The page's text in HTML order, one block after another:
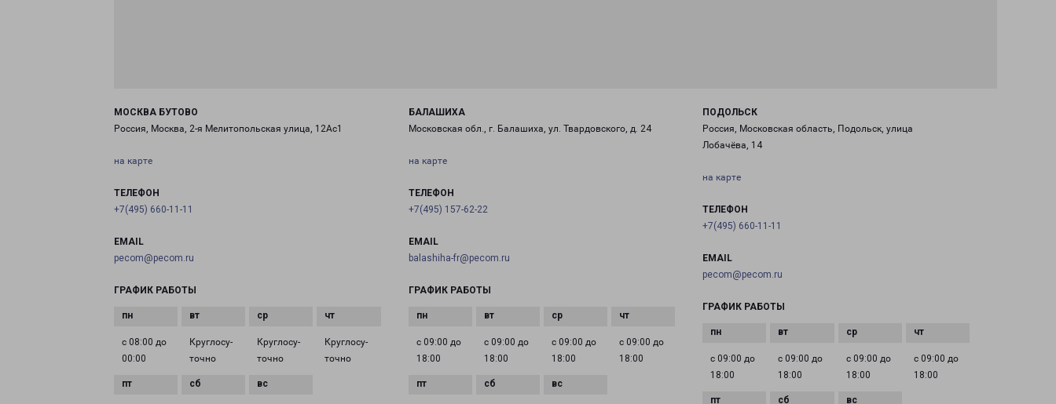
МОСКВА БУТОВО
Россия, Москва, 2-я Мелитопольская улица, 12Ас1
на карте
ТЕЛЕФОН
+7(495) 660-11-11
EMAIL
pecom@pecom.ru
ГРАФИК РАБОТЫ
с 08:00 до
00:00
Круглосу­
точно
Круглосу­
точно
Круглосу­
точно
БАЛАШИХА
Московская обл., г. Балашиха, ул. Твардовского, д. 24
на карте
ТЕЛЕФОН
+7(495) 157-62-22
EMAIL
balashiha-fr@pecom.ru
ГРАФИК РАБОТЫ
с 09:00 до
18:00
с 09:00 до
18:00
с 09:00 до
18:00
с 09:00 до
18:00
ПОДОЛЬСК
Россия, Московская область, Подольск, улица
Лобачёва, 14
на карте
ТЕЛЕФОН
+7(495) 660-11-11
EMAIL
pecom@pecom.ru
ГРАФИК РАБОТЫ
с 09:00 до
18:00
с 09:00 до
18:00
с 09:00 до
18:00
с 09:00 до
18:00